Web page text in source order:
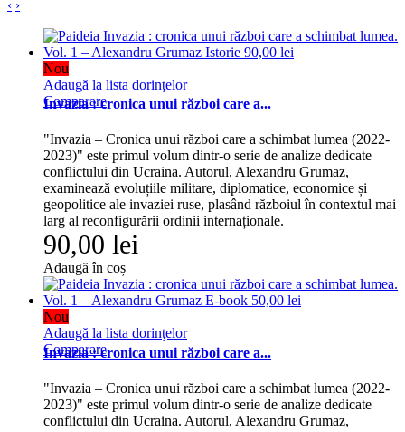
‹ ›
Nou
Adaugă la lista dorinţelor
Comparare
Invazia : cronica unui război care a...
"Invazia – Cronica unui război care a schimbat lumea (2022-
2023)" este primul volum dintr-o serie de analize dedicate
conflictului din Ucraina. Autorul, Alexandru Grumaz,
examinează evoluțiile militare, diplomatice, economice și
geopolitice ale invaziei ruse, plasând războiul în contextul mai
larg al reconfigurării ordinii internaționale.
90,00 lei
Adaugă în coș
Nou
Adaugă la lista dorinţelor
Comparare
Invazia : cronica unui război care a...
"Invazia – Cronica unui război care a schimbat lumea (2022-
2023)" este primul volum dintr-o serie de analize dedicate
conflictului din Ucraina. Autorul, Alexandru Grumaz,